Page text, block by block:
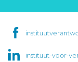
instituut-voor-